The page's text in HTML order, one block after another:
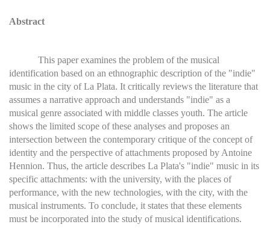
Abstract
This paper examines the problem of the musical
identification based on an ethnographic description of the "indie"
music in the city of La Plata. It critically reviews the literature that
assumes a narrative approach and understands "indie" as a
musical genre associated with middle classes youth. The article
shows the limited scope of these analyses and proposes an
intersection between the contemporary critique of the concept of
identity and the perspective of attachments proposed by Antoine
Hennion. Thus, the article describes La Plata's "indie" music in its
specific attachments: with the university, with the places of
performance, with the new technologies, with the city, with the
musical instruments. To conclude, it states that these elements
must be incorporated into the study of musical identifications.